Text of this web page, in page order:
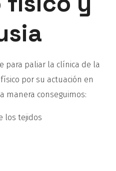
para paliar la clínica de la
por su actuación en
manera conseguimos:
los tejidos